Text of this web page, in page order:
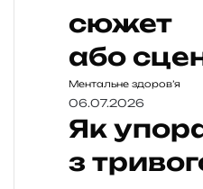
сюжет
або
Ментальне здоров’я
06.07.2026
Як
з